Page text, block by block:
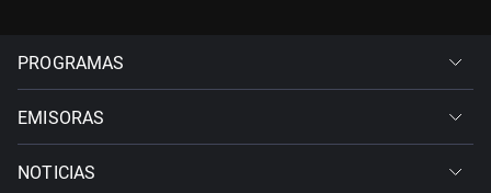
PROGRAMAS
EMISORAS
NOTICIAS